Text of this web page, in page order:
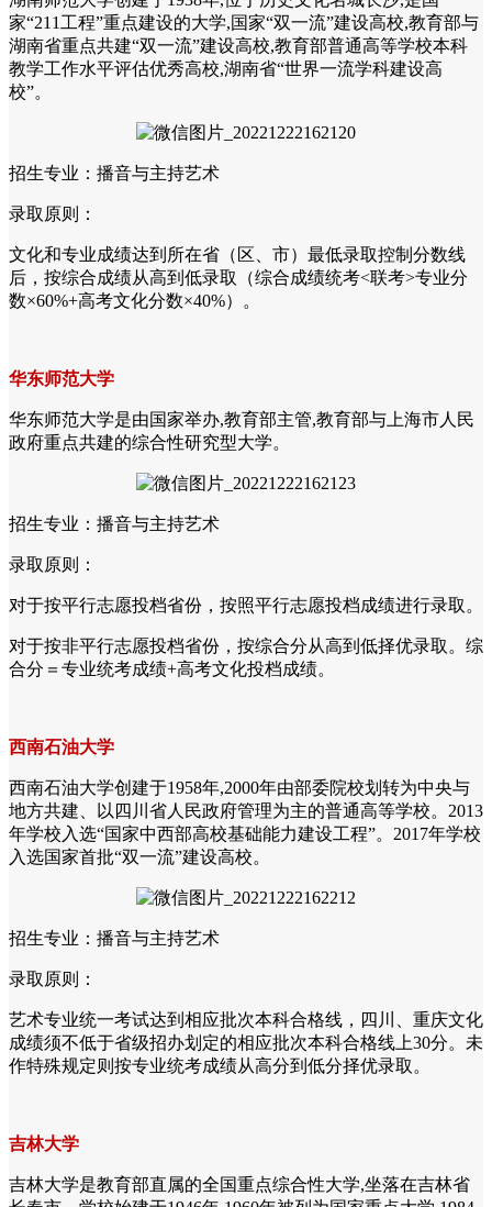
家“211工程”重点建设的大学,国家“双一流”建设高校,教育部与
湖南省重点共建“双一流”建设高校,教育部普通高等学校本科
教学工作水平评估优秀高校,湖南省“世界一流学科建设高
校”。
招生专业：播音与主持艺术
录取原则：
文化和专业成绩达到所在省（区、市）最低录取控制分数线
后，按综合成绩从高到低录取（综合成绩统考<联考>专业分
数×60%+高考文化分数×40%）。
华东师范大学
华东师范大学是由国家举办,教育部主管,教育部与上海市人民
政府重点共建的综合性研究型大学。
招生专业：播音与主持艺术
录取原则：
对于按平行志愿投档省份，按照平行志愿投档成绩进行录取。
对于按非平行志愿投档省份，按综合分从高到低择优录取。综
合分＝专业统考成绩+高考文化投档成绩。
西南石油大学
西南石油大学创建于1958年,2000年由部委院校划转为中央与
地方共建、以四川省人民政府管理为主的普通高等学校。2013
年学校入选“国家中西部高校基础能力建设工程”。2017年学校
入选国家首批“双一流”建设高校。
招生专业：播音与主持艺术
录取原则：
艺术专业统一考试达到相应批次本科合格线，四川、重庆文化
成绩须不低于省级招办划定的相应批次本科合格线上30分。未
作特殊规定则按专业统考成绩从高分到低分择优录取。
吉林大学
吉林大学是教育部直属的全国重点综合性大学,坐落在吉林省